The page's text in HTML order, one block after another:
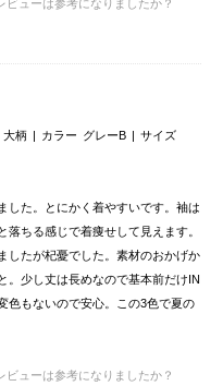
ビューは参考になりましたか？
大柄 カラー グレーB
サイズ
した。とにかく着やすいです。袖は
ちる感じで着痩せして見えます。
したが杞憂でした。素材のおかげか
。少し丈は長めなので基本前だけIN
色もないので安心。この3色で夏の
ビューは参考になりましたか？